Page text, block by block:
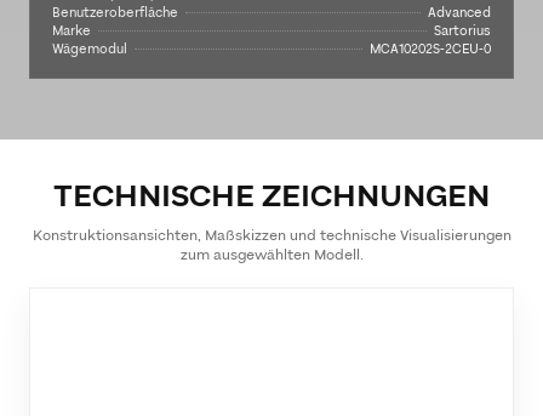
Benutzeroberfläche
Advanced
Marke
Sartorius
Wägemodul
MCA10202S-2CEU-0
TECHNISCHE ZEICHNUNGEN
Konstruktionsansichten, Maßskizzen und technische Visualisierungen
zum ausgewählten Modell.